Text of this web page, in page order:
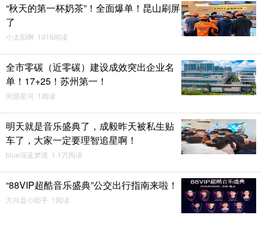
“秋天的第一杯奶茶”！全面爆单！昆山刷屏
了
小太阳啊 1016阅读
全市零碳（近零碳）建设成效突出企业名
单！17+25！苏州第一！
闲渡星河 1阅读
明天就是音乐盛典了，成毅昨天被私生贴
车了，大家一定要理智追星啊！
blue深蓝梦境 1.1万阅读
“88VIP超酷音乐盛典”公交出行指南来啦！
方向盘小助手 1阅读